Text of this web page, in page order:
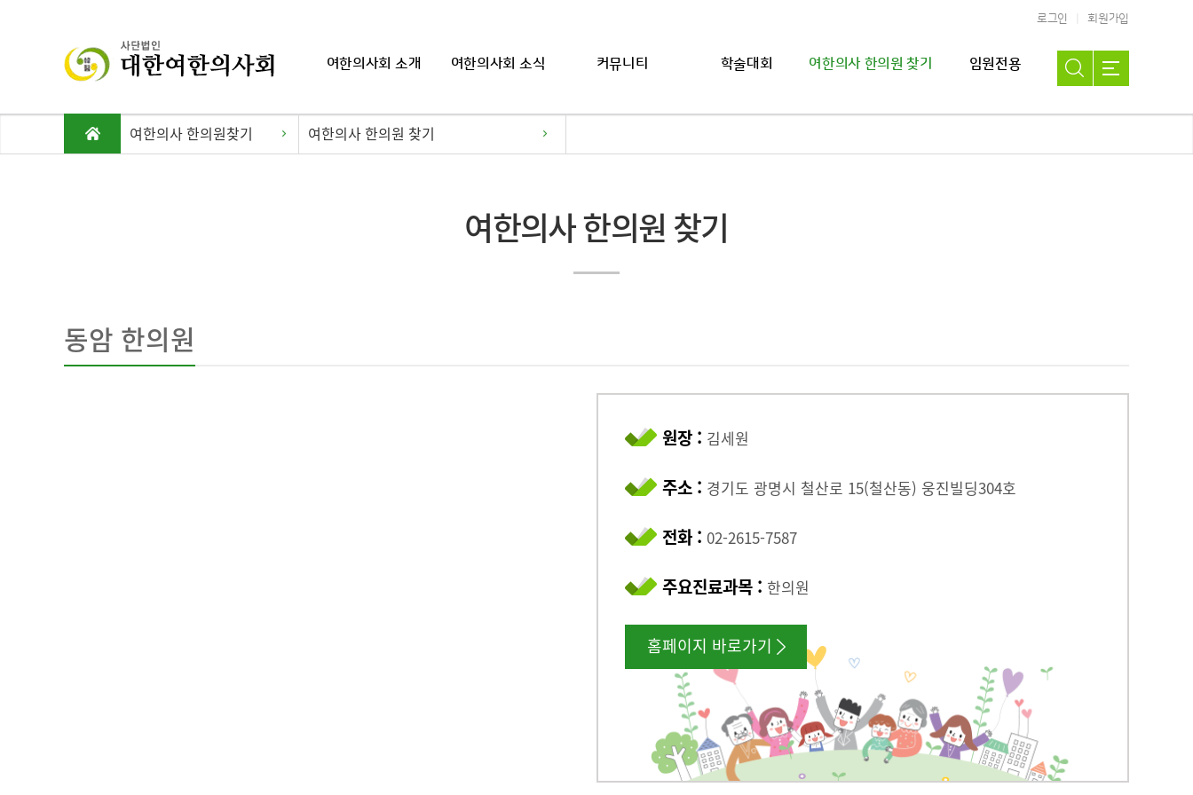
로그인 회원가입
여한의사회 소개 여한의사회 소식 커뮤니티 학술대회 여한의사 한의원 찾기 임원전용
여한의사 한의원찾기 여한의사 한의원 찾기
여한의사 한의원 찾기
동암 한의원
원장 : 김세원
주소 : 경기도 광명시 철산로 15(철산동) 웅진빌딩304호
전화 : 02-2615-7587
주요진료과목 : 한의원
홈페이지 바로가기